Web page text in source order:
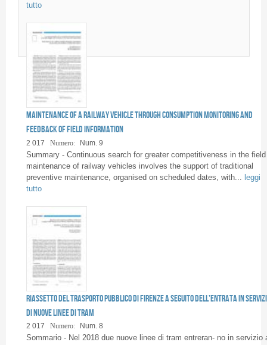
tutto
Maintenance of a railway vehicle through consumption monitoring and
feedback of field information
2 017 Numero: Num. 9
Summary - Continuous search for greater competitiveness in the
maintenance of railway vehicles involves the support of traditional
preventive maintenance, organised on scheduled dates, with...
leggi
tutto
Riassetto del trasporto pubblico di Firenze a seguito dell’entrata in
di nuove linee di tram
2 017 Numero: Num. 8
Sommario - Nel 2018 due nuove linee di tram entreran- no in servizio
Pagine